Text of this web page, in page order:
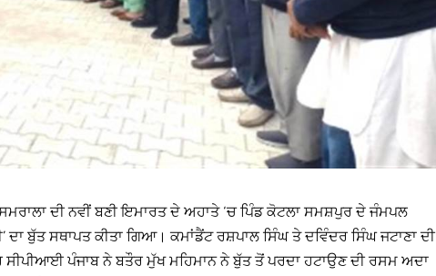
ਦੀ ਨਵੀਂ ਬਣੀ ਇਮਾਰਤ ਦੇ ਅਹਾਤੇ ‘ਚ ਪਿੰਡ ਕੋਟਲਾ ਸਮਸ਼ਪੁਰ ਦੇ ਜੰਮਪਲ
ਦਾ ਬੁੱਤ ਸਥਾਪਤ ਕੀਤਾ ਗਿਆ। ਕਮਾਂਡੈਂਟ ਰਸ਼ਪਾਲ ਸਿੰਘ ਤੇ ਦਵਿੰਦਰ ਸਿੰਘ ਜਟਾਣਾ ਦੀ
ਪੰਜਾਬ ਨੇ ਬਤੌਰ ਮੁੱਖ ਮਹਿਮਾਨ ਨੇ ਬੁੱਤ ਤੋਂ ਪਰਦਾ ਹਟਾਉਣ ਦੀ ਰਸਮ ਅਦਾ